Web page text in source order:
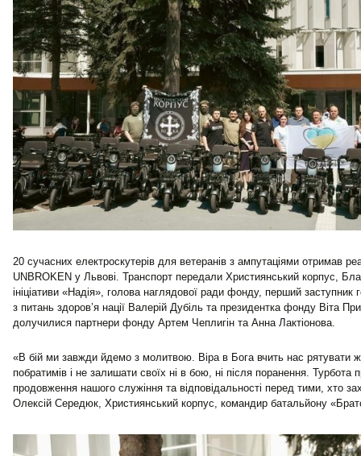
20 сучасних електроскутерів для ветеранів з ампутаціями отримав
UNBROKEN у Львові. Транспорт передали Християнський корпус,
ініціативи «Надія», голова наглядової ради фонду, перший заступник
з питань здоров’я нації Валерій Дубіль та президентка фонду Віта
долучилися партнери фонду Артем Чеплигін та Анна Лактіонова.
«В бій ми завжди йдемо з молитвою. Віра в Бога вчить нас рятувати
побратимів і не залишати своїх ні в бою, ні після поранення. Турбота
продовження нашого служіння та відповідальності перед тими, хто
Олексій Середюк, Християнський корпус, командир батальйону